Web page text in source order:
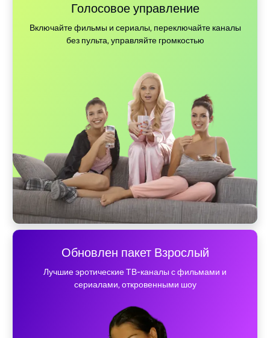
Голосовое управление
Включайте фильмы и сериалы, переключайте каналы
без пульта, управляйте громкостью
Обновлен пакет Взрослый
Лучшие эротические ТВ-каналы с фильмами и
сериалами, откровенными шоу